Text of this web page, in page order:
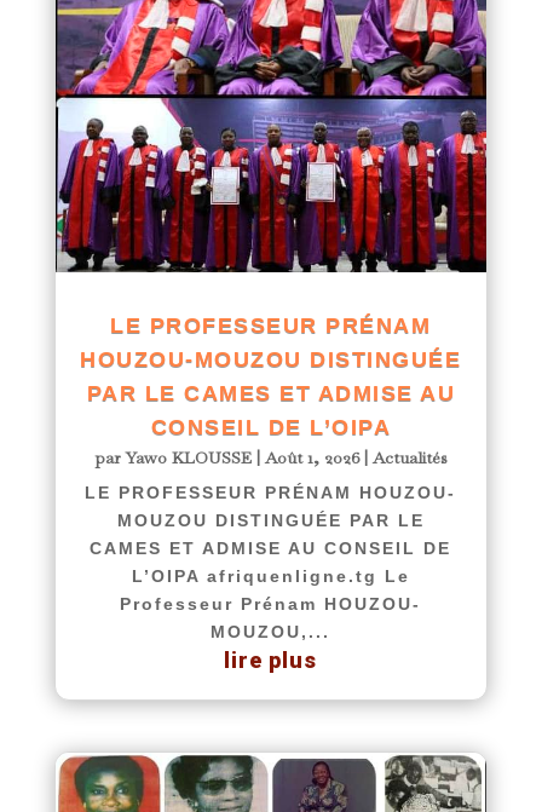
LE PROFESSEUR PRÉNAM
HOUZOU-MOUZOU DISTINGUÉE
PAR LE CAMES ET ADMISE AU
CONSEIL DE L’OIPA
parYawo KLOUSSE|Août 1, 2026|Actualités
LE PROFESSEUR PRÉNAM HOUZOU-
MOUZOU DISTINGUÉE PAR LE
CAMES ET ADMISE AU CONSEIL DE
L’OIPA afriquenligne.tg Le
Professeur Prénam HOUZOU-
MOUZOU,...
lire plus